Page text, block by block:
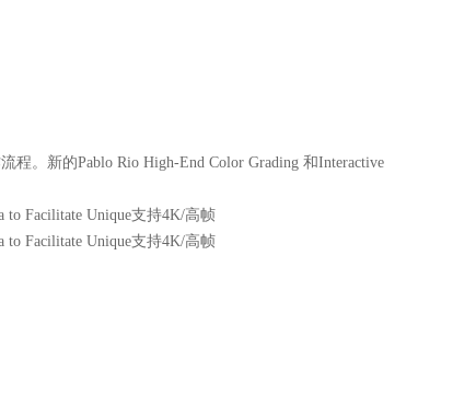
程。新的Pablo Rio High-End Color Grading 和Interactive
to Facilitate Unique支持4K/高帧
to Facilitate Unique支持4K/高帧